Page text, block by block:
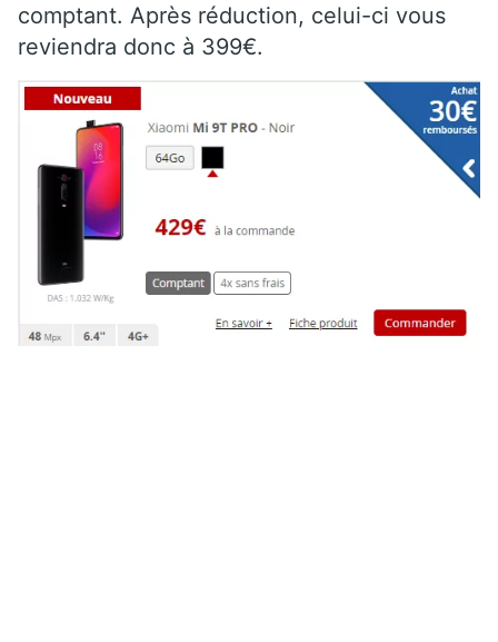
comptant. Après réduction, celui-ci vous
reviendra donc à 399€.